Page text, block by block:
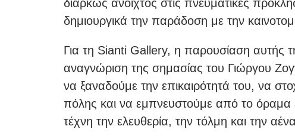
διαρκώς ανοιχτός στις πνευματικές
δημιουργικά την παράδοση με την
Για τη Sianti Gallery, η παρουσίαση αυτής
αναγνώριση της σημασίας του Γιώργου
να ξαναδούμε την επικαιρότητά του, να
πόλης και να εμπνευστούμε από το όραμα
τέχνη την ελευθερία, την τόλμη και την